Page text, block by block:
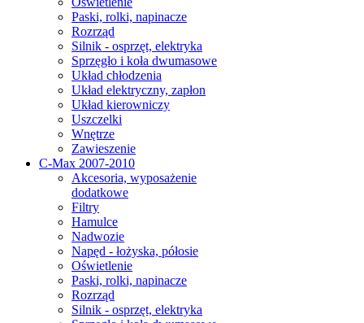
Paski, rolki, napinacze
Rozrząd
Silnik - osprzęt, elektryka
Sprzęgło i koła dwumasowe
Układ chłodzenia
Układ elektryczny, zapłon
Układ kierowniczy
Uszczelki
Wnętrze
Zawieszenie
C-Max 2007-2010
Akcesoria, wyposażenie
dodatkowe
Filtry
Hamulce
Nadwozie
Napęd - łożyska, półosie
Oświetlenie
Paski, rolki, napinacze
Rozrząd
Silnik - osprzęt, elektryka